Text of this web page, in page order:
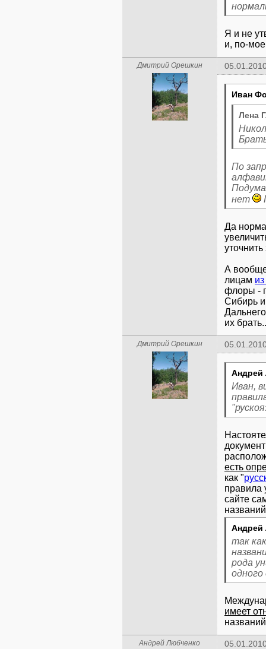
Я и не
и, по-
Дмитрий Орешкин
Иван
Лена
По
нет
Да
уточнить
А
лицам
флоры -
Сибирь и
их
Дмитрий Орешкин
Андрей
Иван,
есть
как "
правила
сайте
Андрей
так
рода
одного
имеет
Андрей Любченко